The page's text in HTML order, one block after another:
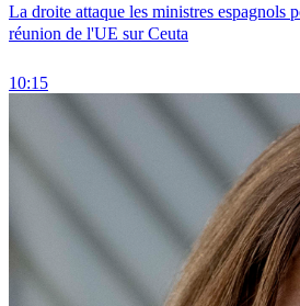
La droite attaque les ministres espagnols
réunion de l'UE sur Ceuta
10:15